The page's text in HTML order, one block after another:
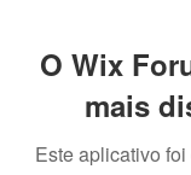
O Wix
mais
Este aplicativo